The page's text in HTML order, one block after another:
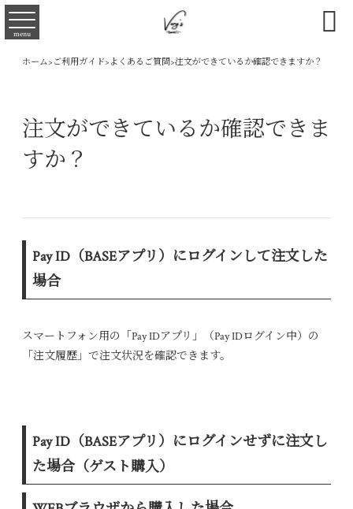
menu 
ホーム> ご利用ガイド> よくあるご質問>注文ができているか確認できますか？
注文ができているか確認できま
すか？
Pay ID（BASEアプリ）にログインして注文した
場合
スマートフォン用の「Pay IDアプリ」（Pay IDログイン中）の
「注文履歴」で注文状況を確認できます。
Pay ID（BASEアプリ）にログインせずに注文し
た場合（ゲスト購入）